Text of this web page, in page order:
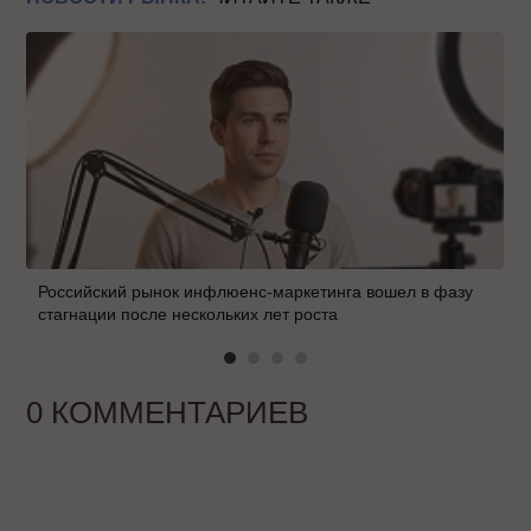
Российский рынок инфлюенс-маркетинга вошел в фазу
стагнации после нескольких лет роста
0 КОММЕНТАРИЕВ